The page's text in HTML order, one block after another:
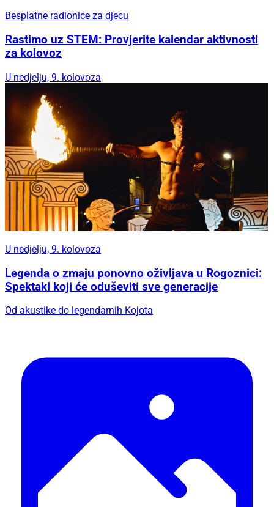
Besplatne radionice za djecu
Rastimo uz STEM: Provjerite kalendar aktivnosti
za kolovoz
U nedjelju, 9. kolovoza
U nedjelju, 9. kolovoza
Legenda o zmaju ponovno oživljava u Rogoznici:
Spektakl koji će oduševiti sve generacije
Od akustike do legendarnih Kojota